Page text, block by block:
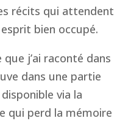
récits qui attendent
bien occupé.
j’ai raconté dans
dans une partie
via la
qui perd la mémoire